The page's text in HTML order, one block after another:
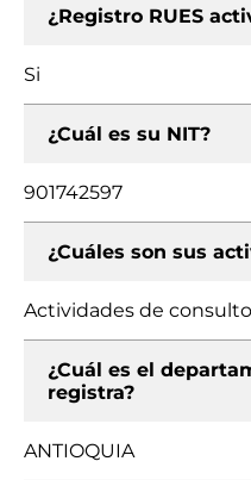
¿Registro RUES
Si
¿Cuál es su NIT?
901742597
¿Cuáles son sus
Actividades de
¿Cuál es el
registra?
ANTIOQUIA